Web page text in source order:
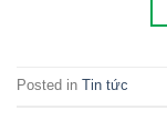
Posted in Tin tức